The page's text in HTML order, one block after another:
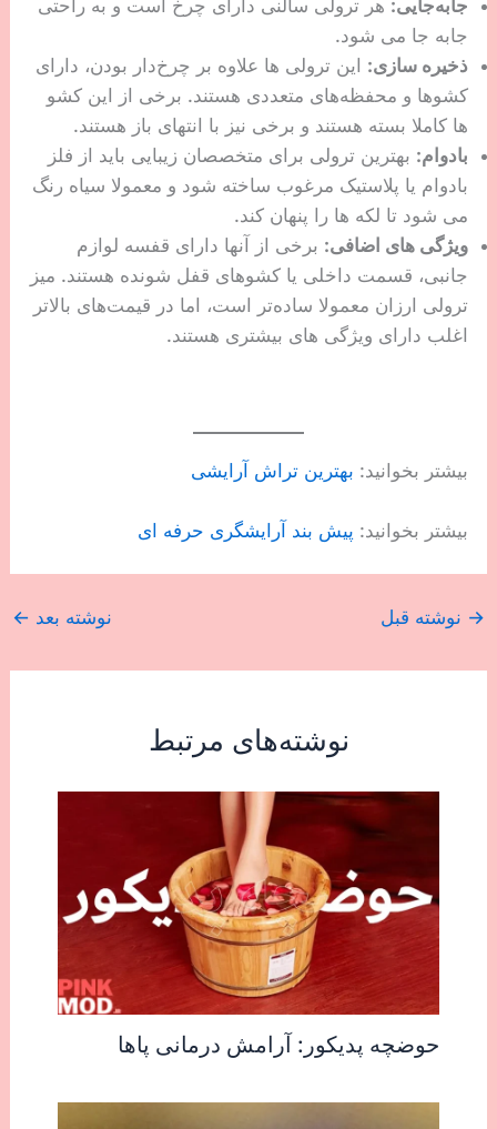
جابه‌جایی: هر ترولی سالنی دارای چرخ است و به راحتی
جابه جا می شود.
ذخیره سازی: این ترولی ها علاوه بر چرخ‌دار بودن، دارای
کشوها و محفظه‌های متعددی هستند. برخی از این کشو
ها کاملا بسته هستند و برخی نیز با انتهای باز هستند.
بادوام: بهترین ترولی برای متخصصان زیبایی باید از فلز
بادوام یا پلاستیک مرغوب ساخته شود و معمولا سیاه رنگ
می شود تا لکه ها را پنهان کند.
ویژگی های اضافی: برخی از آنها دارای قفسه لوازم
جانبی، قسمت داخلی یا کشوهای قفل شونده هستند. میز
ترولی ارزان معمولا ساده‌تر است، اما در قیمت‌های بالاتر
اغلب دارای ویژگی های بیشتری هستند.
بیشتر بخوانید: بهترین تراش آرایشی
بیشتر بخوانید: پیش بند آرایشگری حرفه ای
→ نوشته قبل نوشته بعد ←
نوشته‌های مرتبط
حوضچه پدیکور: آرامش درمانی پاها